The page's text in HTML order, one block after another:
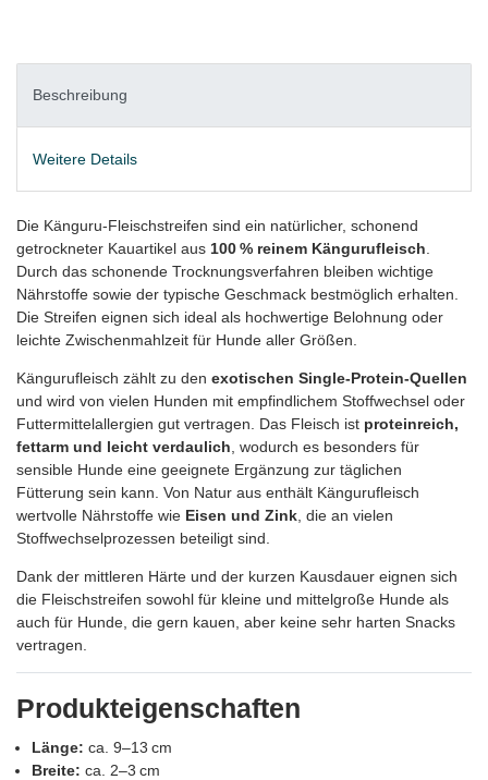
Beschreibung
Weitere Details
Die Känguru‑Fleischstreifen sind ein natürlicher, schonend
getrockneter Kauartikel aus 100 % reinem Kängurufleisch
Durch das schonende Trocknungsverfahren bleiben wichtige
Nährstoffe sowie der typische Geschmack bestmöglich erhalten.
Die Streifen eignen sich ideal als hochwertige Belohnung oder
leichte Zwischenmahlzeit für Hunde aller Größen.
Kängurufleisch zählt zu den exotischen Single‑Protein‑Quellen
und wird von vielen Hunden mit empfindlichem Stoffwechsel oder
Futtermittelallergien gut vertragen. Das Fleisch ist proteinreich,
fettarm und leicht verdaulich , wodurch es besonders für
sensible Hunde eine geeignete Ergänzung zur täglichen
Fütterung sein kann. Von Natur aus enthält Kängurufleisch
wertvolle Nährstoffe wie Eisen und Zink , die an vielen
Stoffwechselprozessen beteiligt sind.
Dank der mittleren Härte und der kurzen Kausdauer eignen sich
die Fleischstreifen sowohl für kleine und mittelgroße Hunde als
auch für Hunde, die gern kauen, aber keine sehr harten Snacks
vertragen.
Produkteigenschaften
Länge: ca. 9–13 cm
Breite: ca. 2–3 cm